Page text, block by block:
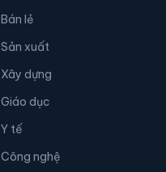
Bán lẻ
Sản xuất
Xây dựng
Giáo dục
Y tế
Công nghệ